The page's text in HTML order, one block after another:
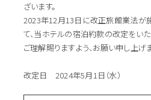
ざいます。
2023年12月13日に改正旅館業法が
て、当ホテルの宿泊約款の改定をいた
ご理解賜りますよう、お願い申し上げ
改定日 2024年5月1日（水）